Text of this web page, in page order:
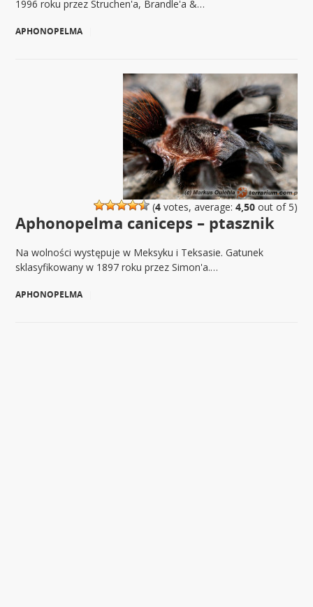
1996 roku przez Struchen'a, Brandle'a &…
APHONOPELMA
(4votes, average: 4,50out of 5)
Aphonopelma caniceps – ptasznik
Na wolności występuje w Meksyku i Teksasie. Gatunek
sklasyfikowany w 1897 roku przez Simon'a.…
APHONOPELMA